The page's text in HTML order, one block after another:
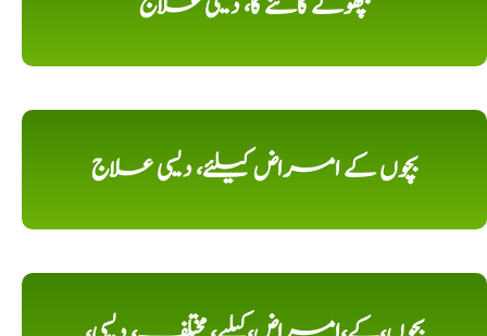
بچوں کے امراض کیلئے، دیسی علاج